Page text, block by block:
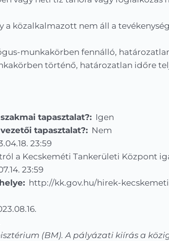
a közalkalmazott nem áll a
munkakörben fennálló,
történő, határozatlan időre
tapasztalat?: Igen
tapasztalat?: Nem
23:59
a Kecskeméti Tankerületi Központ
23:59
http://kk.gov.hu/hirek-
(BM). A pályázati kiírás a